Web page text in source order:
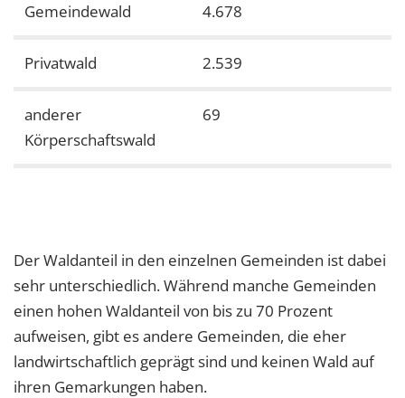
Gemeindewald 4.678
Privatwald 2.539
anderer
Körperschaftswald
69
Der Waldanteil in den einzelnen Gemeinden ist dabei
sehr unterschiedlich. Während manche Gemeinden
einen hohen Waldanteil von bis zu 70 Prozent
aufweisen, gibt es andere Gemeinden, die eher
landwirtschaftlich geprägt sind und keinen Wald auf
ihren Gemarkungen haben.